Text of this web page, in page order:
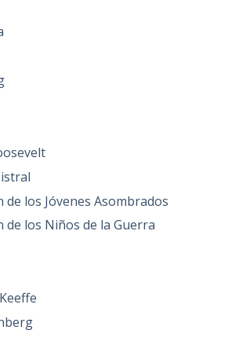
de los Jóvenes Asombrados
de los Niños de la Guerra